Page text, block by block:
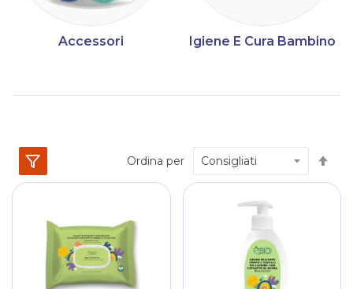
Accessori Igiene E Cura Bambino
Ordina per